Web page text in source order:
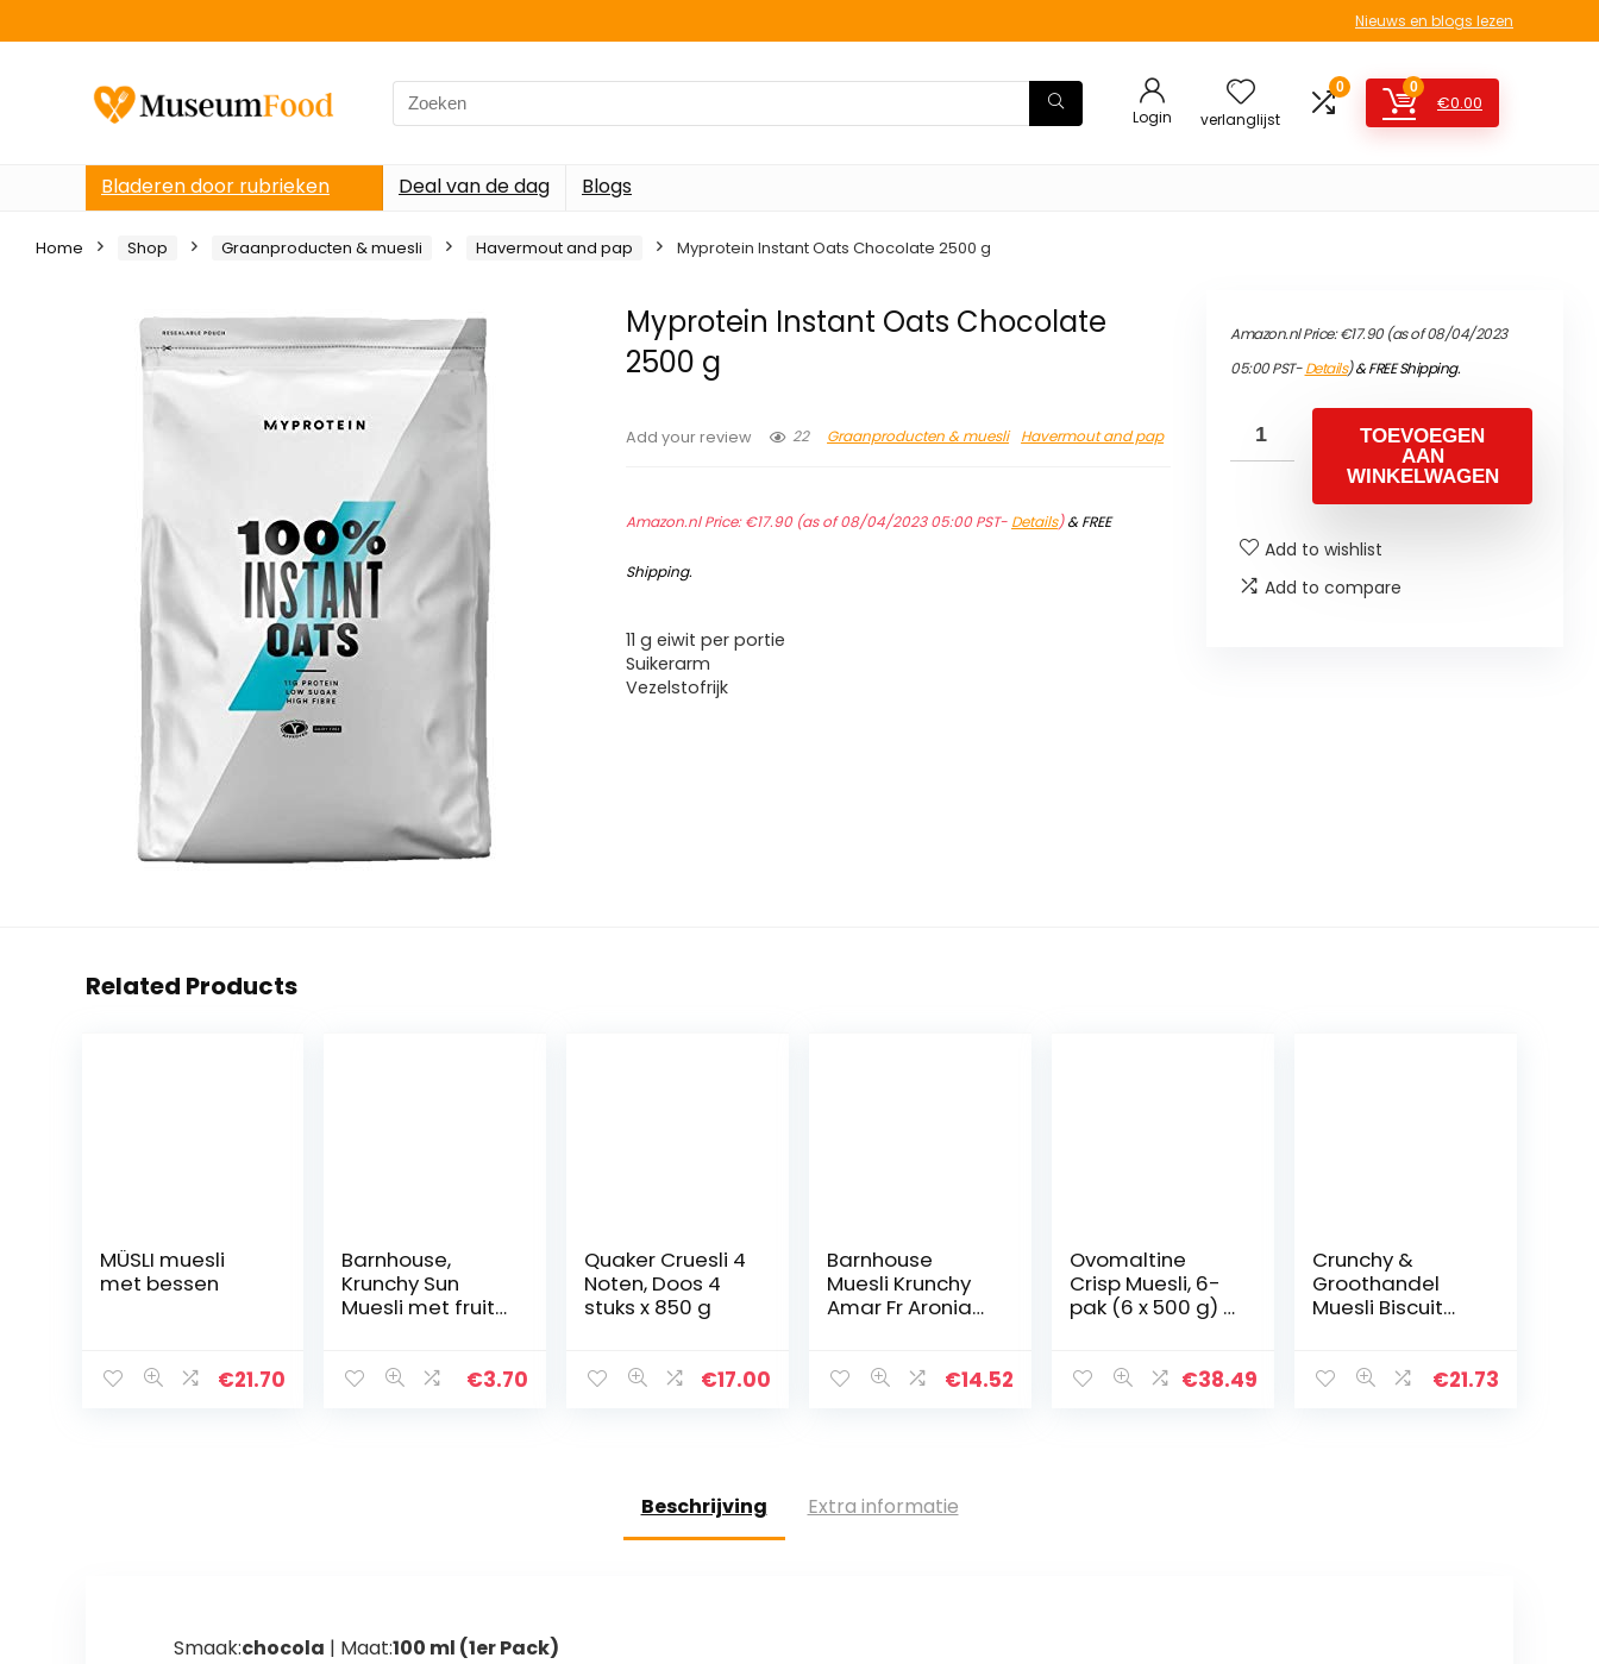
Nieuws en blogs lezen
Search
for:
Login verlanglijst
0 0
€0.00
Bladeren door rubrieken Deal van de dag Blogs
Home Shop Graanproducten & muesli Havermout and pap Myprotein Instant Oats Chocolate 2500 g
Myprotein Instant Oats Chocolate
2500 g
Add your review 22 Graanproducten & muesli Havermout and pap
Amazon.nl Price:€17.90(as of 08/04/2023 05:00 PST- Details)&FREE
Shipping.
11 g eiwit per portie
Suikerarm
Vezelstofrijk
Amazon.nl Price:€17.90(as of 08/04/2023
05:00 PST-Details)&FREE Shipping.
TOEVOEGEN
AAN
WINKELWAGEN
Add to wishlist
Add to compare
Related Products
MÜSLI muesli
met bessen
€21.70
Barnhouse,
Krunchy Sun
Muesli met fruit,
€3.70
Quaker Cruesli 4
Noten, Doos 4
stuks x 850 g
€17.00
Barnhouse
Muesli Krunchy
Amar Fr Aronia
€14.52
Ovomaltine
Crisp Muesli, 6-
pak (6 x 500 g) |
calcium
€38.49
Crunchy &
Groothandel
Muesli Biscuit
2)
€21.73
Beschrijving Extra informatie
Smaak:chocola | Maat:100 ml (1er Pack)